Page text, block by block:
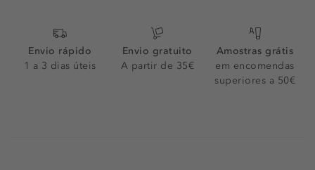
Envio rápido
1 a 3 dias úteis
Envio gratuito
A partir de 35€
Amostras grátis
em encomendas
superiores a 50€